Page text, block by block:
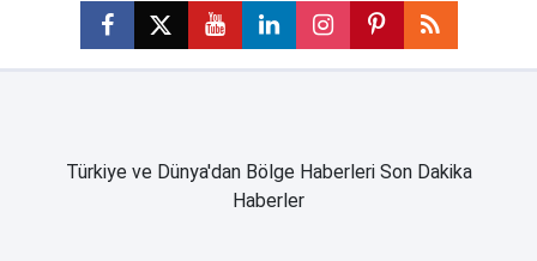
Türkiye ve Dünya'dan Bölge Haberleri Son Dakika
Haberler